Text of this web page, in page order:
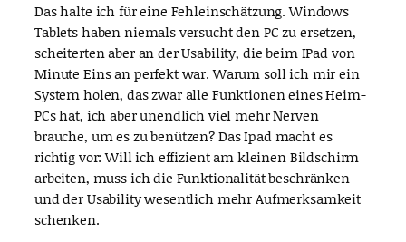
Das halte ich für eine Fehleinschätzung. Windows
Tablets haben niemals versucht den PC zu ersetzen,
scheiterten aber an der Usability, die beim IPad von
Minute Eins an perfekt war. Warum soll ich mir ein
System holen, das zwar alle Funktionen eines Heim-
PCs hat, ich aber unendlich viel mehr Nerven
brauche, um es zu benützen? Das Ipad macht es
richtig vor: Will ich effizient am kleinen Bildschirm
arbeiten, muss ich die Funktionalität beschränken
und der Usability wesentlich mehr Aufmerksamkeit
schenken.